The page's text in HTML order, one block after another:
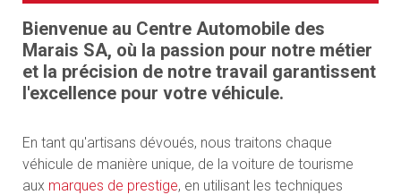
Bienvenue au Centre Automobile des
Marais SA, où la passion pour notre métier
et la précision de notre travail garantissent
l'excellence pour votre véhicule.
En tant qu'artisans dévoués, nous traitons chaque
véhicule de manière unique, de la voiture de tourisme
aux marques de prestige, en utilisant les techniques